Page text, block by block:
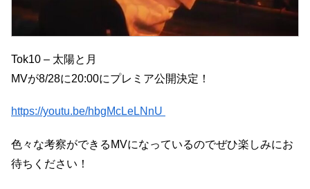
Tok10 – 太陽と月
MVが8/28に20:00にプレミア公開決定！
https://youtu.be/hbgMcLeLNnU
色々な考察ができるMVになっているのでぜひ楽しみにお
待ちください！